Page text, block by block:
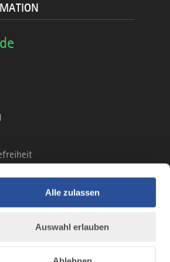
Alle zulassen
Auswahl erlauben